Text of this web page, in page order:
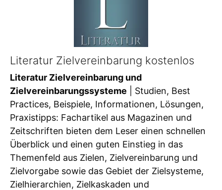
Literatur Zielvereinbarung kostenlos
Literatur Zielvereinbarung und
Zielvereinbarungssysteme | Studien, Best
Practices, Beispiele, Informationen, Lösungen,
Praxistipps: Fachartikel aus Magazinen und
Zeitschriften bieten dem Leser einen schnellen
Überblick und einen guten Einstieg in das
Themenfeld aus Zielen, Zielvereinbarung und
Zielvorgabe sowie das Gebiet der Zielsysteme,
Zielhierarchien, Zielkaskaden und